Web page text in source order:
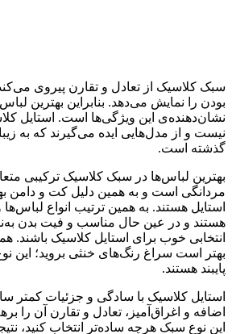
سبک کلاسیک از تعادل و تقارن پیروی
بودن را نمایش می‌دهد. بنابراین بهترین
نشان‌دهنده‌ی این ویژگی‌ها است. استایل
نیست و از مدل‌هایی ایده می‌گیرند که به
گذشته است.
بهترین لباس‌ها در سبک کلاسیک ترکیبی
مردانگی است و به همین دلیل کت و دامن
استایل هستند. به همین ترتیب انواع
هستند و در عین حال مناسب و فیت بدن
انتخابی خوب برای استایل کلاسیک باشند.
بهتر است سراغ رنگ‌های خنثی بروید؛ این
پایبند هستند.
استایل کلاسیک با سادگی و جزئیات کمتر
اضافه و اغراق‌‌آمیز، تعادل و تقارن آن را
این نوع سبک هرچه ساده‌تر انتخاب کنید،